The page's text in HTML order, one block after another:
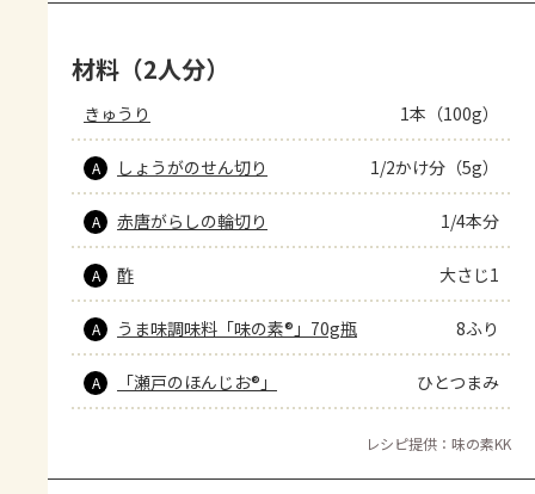
材料（2人分）
きゅうり 1本（100g）
A しょうがのせん切り 1/2かけ分（5g）
A 赤唐がらしの輪切り 1/4本分
A 酢 大さじ1
A うま味調味料「味の素®」70g瓶 8ふり
A 「瀬戸のほんじお®」 ひとつまみ
レシピ提供：味の素KK